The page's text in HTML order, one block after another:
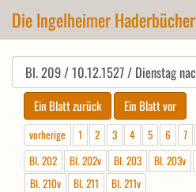
Die Ingelheimer Haderbücher
vorherige 1 2 3 4 5 6 7
Bl. 202
Bl. 202v Bl. 203 Bl. 203v
Bl. 210v
Bl. 211 Bl. 211v